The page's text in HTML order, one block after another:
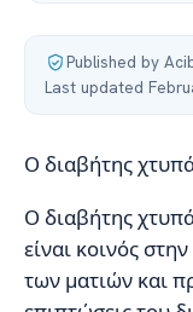
Published by
Last updated
Ο διαβήτης
Ο διαβήτης
είναι κοινός
των ματιών και